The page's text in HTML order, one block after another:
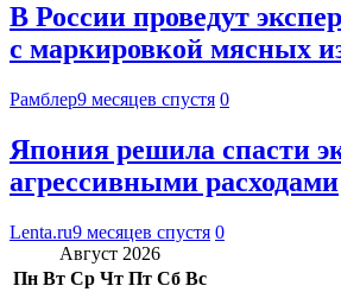
В России проведут
с маркировкой мясных
Рамблер9 месяцев спустя 0
Япония решила спасти
агрессивными расходами
Lenta.ru9 месяцев спустя 0
Август 2026
Пн Вт Ср Чт Пт Сб Вс